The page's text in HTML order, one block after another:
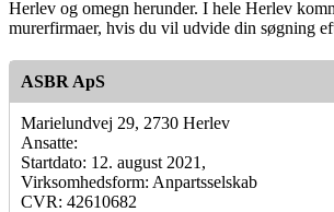
Herlev og omegn herunder. I hele Herlev
murerfirmaer, hvis du vil udvide din søgning
ASBR ApS
Marielundvej 29, 2730 Herlev
Ansatte:
Startdato: 12. august 2021,
Virksomhedsform: Anpartsselskab
CVR: 42610682